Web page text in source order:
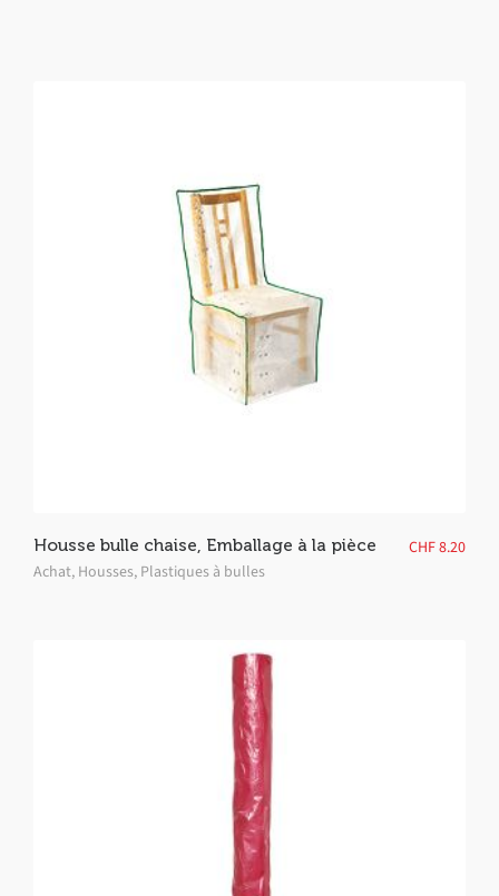
Housse bulle chaise, Emballage à la pièce
Achat, Housses, Plastiques à bulles
CHF8.20